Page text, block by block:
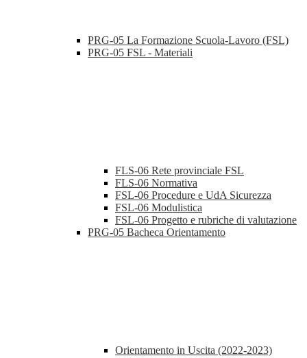
PRG-05 La Formazione Scuola-Lavoro (FSL)
PRG-05 FSL - Materiali
FLS-06 Rete provinciale FSL
FLS-06 Normativa
FSL-06 Procedure e UdA Sicurezza
FSL-06 Modulistica
FSL-06 Progetto e rubriche di valutazione
PRG-05 Bacheca Orientamento
Orientamento in Uscita (2022-2023)